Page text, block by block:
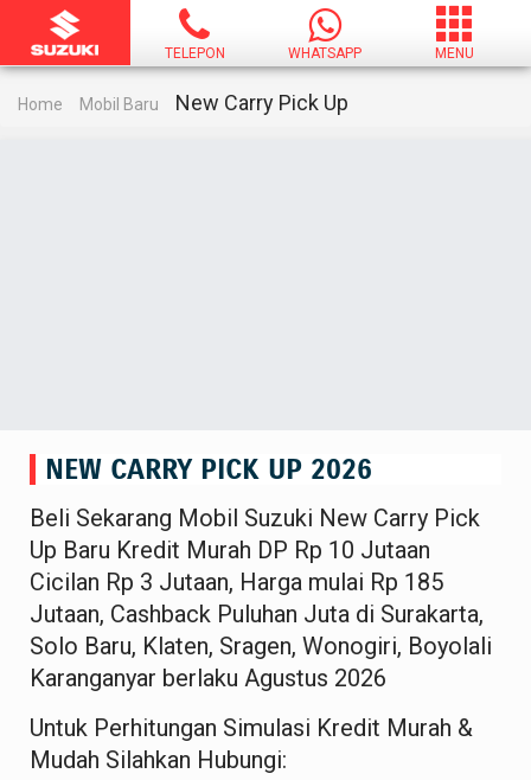
TELEPON WHATSAPP MENU
Home Mobil Baru New Carry Pick Up
NEW CARRY PICK UP 2026
Beli Sekarang Mobil Suzuki New Carry Pick
Up Baru Kredit Murah DP Rp 10 Jutaan
Cicilan Rp 3 Jutaan, Harga mulai Rp 185
Jutaan, Cashback Puluhan Juta di Surakarta,
Solo Baru, Klaten, Sragen, Wonogiri, Boyolali
Karanganyar berlaku Agustus 2026
Untuk Perhitungan Simulasi Kredit Murah &
Mudah Silahkan Hubungi: